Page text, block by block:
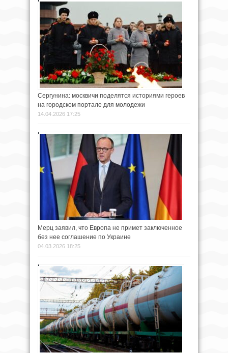
Сергунина: москвичи поделятся историями героев
на городском портале для молодежи
14.04.2026 17:25
Мерц заявил, что Европа не примет заключенное
без нее соглашение по Украине
04.03.2026 18:25